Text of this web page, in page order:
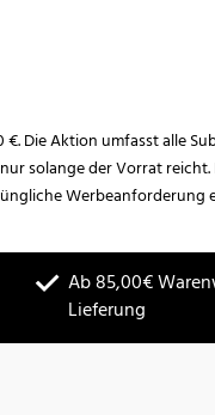
€. Die Aktion umfasst alle
solange der Vorrat
Werbeanforderung
Ab 85,00€
Lieferung